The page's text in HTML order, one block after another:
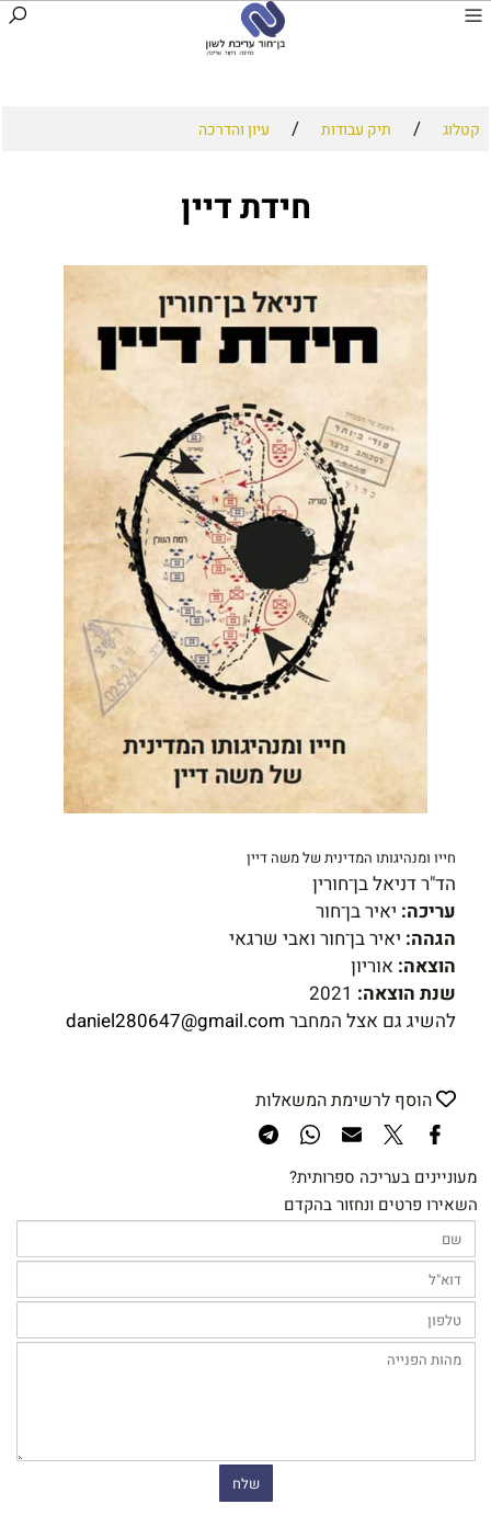
קטלוג / תיק עבודות / עיון והדרכה
חידת דיין
חייו ומנהיגותו המדינית של משה דיין
הד"ר דניאל בן־חורין
עריכה: יאיר בן־חור
הגהה: יאיר בן־חור ואבי שרגאי
הוצאה: אוריון
שנת הוצאה: 2021
להשיג גם אצל המחבר daniel280647@gmail.com
הוסף לרשימת המשאלות
מעוניינים בעריכה ספרותית?
השאירו פרטים ונחזור בהקדם